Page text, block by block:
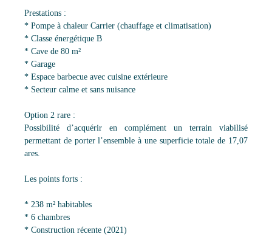
Prestations :
* Pompe à chaleur Carrier (chauffage et climatisation)
* Classe énergétique B
* Cave de 80 m²
* Garage
* Espace barbecue avec cuisine extérieure
* Secteur calme et sans nuisance
Option 2 rare :
Possibilité d’acquérir en complément un terrain viabilisé
permettant de porter l’ensemble à une superficie totale de 17,07
ares.
Les points forts :
* 238 m² habitables
* 6 chambres
* Construction récente (2021)